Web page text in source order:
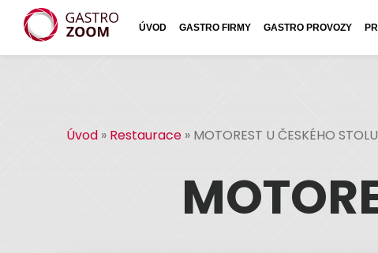
ÚVOD GASTRO FIRMY GASTRO PROVOZY
Úvod » Restaurace » MOTOREST U ČESKÉHO STOLU